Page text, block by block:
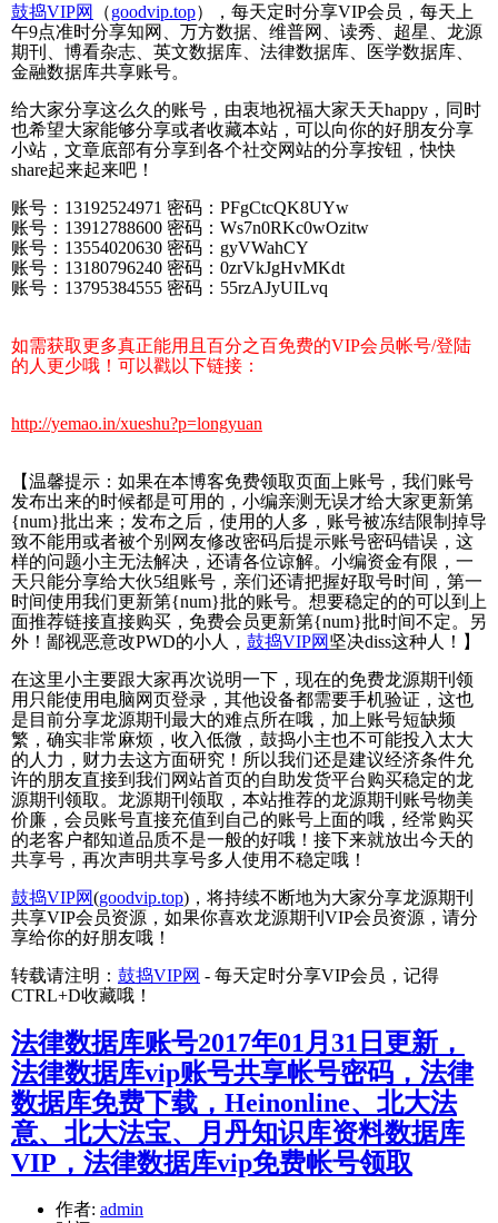
鼓捣VIP网
（goodvip.top），每天定时分享VIP会员，每天上
午9点准时分享知网、万方数据、维普网、读秀、超星、龙源
期刊、博看杂志、英文数据库、法律数据库、医学数据库、
金融数据库共享账号。
给大家分享这么久的账号，由衷地祝福大家天天happy，同时
也希望大家能够分享或者收藏本站，可以向你的好朋友分享
小站，文章底部有分享到各个社交网站的分享按钮，快快
share起来起来吧！
账号：13192524971 密码：PFgCtcQK8UYw
账号：13912788600 密码：Ws7n0RKc0wOzitw
账号：13554020630 密码：gyVWahCY
账号：13180796240 密码：0zrVkJgHvMKdt
账号：13795384555 密码：55rzAJyUILvq
如需获取更多真正能用且百分之百免费的VIP会员帐号/登陆
的人更少哦！可以戳以下链接：
http://yemao.in/xueshu?p=longyuan
【温馨提示：如果在本博客免费领取页面上账号，我们账号
发布出来的时候都是可用的，小编亲测无误才给大家更新第
{num}批出来；发布之后，使用的人多，账号被冻结限制掉导
致不能用或者被个别网友修改密码后提示账号密码错误，这
样的问题小主无法解决，还请各位谅解。小编资金有限，一
天只能分享给大伙5组账号，亲们还请把握好取号时间，第一
时间使用我们更新第{num}批的账号。想要稳定的的可以到上
面推荐链接直接购买，免费会员更新第{num}批时间不定。另
外！鄙视恶意改PWD的小人， 鼓捣VIP网 坚决diss这种人！】
在这里小主要跟大家再次说明一下，现在的免费龙源期刊领
用只能使用电脑网页登录，其他设备都需要手机验证，这也
是目前分享龙源期刊最大的难点所在哦，加上账号短缺频
繁，确实非常麻烦，收入低微，鼓捣小主也不可能投入太大
的人力，财力去这方面研究！所以我们还是建议经济条件允
许的朋友直接到我们网站首页的自助发货平台购买稳定的龙
源期刊领取。龙源期刊领取，本站推荐的龙源期刊账号物美
价廉，会员账号直接充值到自己的账号上面的哦，经常购买
的老客户都知道品质不是一般的好哦！接下来就放出今天的
共享号，再次声明共享号多人使用不稳定哦！
鼓捣VIP网(goodvip.top)，将持续不断地为大家分享龙源期刊
共享VIP会员资源，如果你喜欢龙源期刊VIP会员资源，请分
享给你的好朋友哦！
转载请注明： 鼓捣VIP网 - 每天定时分享VIP会员，记得
CTRL+D收藏哦！
法律数据库账号2017年01月31日更新，
法律数据库vip账号共享帐号密码，法律
数据库免费下载，Heinonline、北大法
意、北大法宝、月丹知识库资料数据库
VIP，法律数据库vip免费帐号领取
作者: admin